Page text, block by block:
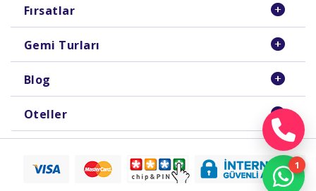
Fırsatlar
Gemi Turları
Blog
Oteller